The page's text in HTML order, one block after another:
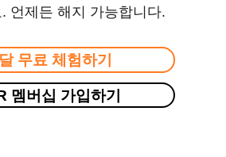
언제든 해지 가능합니다.
무료 체험하기
멤버십 가입하기